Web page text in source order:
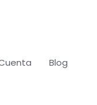
Blog